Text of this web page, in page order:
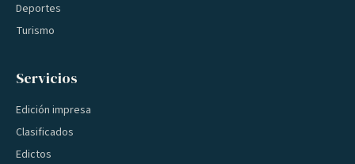
Deportes
Turismo
Servicios
Edición impresa
Clasificados
Edictos